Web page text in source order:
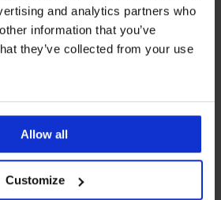
and analytics partners who
information that you’ve
they’ve collected from your use
Allow all
Customize
prijs
3PACK boxershorts Tommy
Hilfiger Recycled
Korting
39,19 € Oorspronkelijke prijs
48,99 €